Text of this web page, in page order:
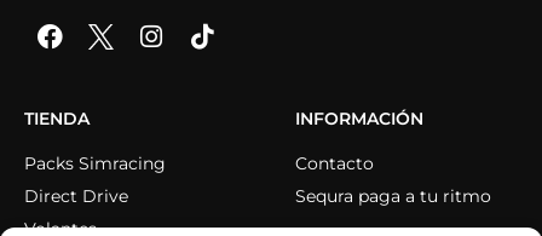
TIENDA
Packs Simracing
Direct Drive
Volantes
INFORMACIÓN
Contacto
Sequra paga a tu ritmo